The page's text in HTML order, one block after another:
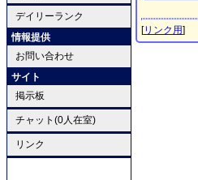
デイリーランク
情報提供
お問い合わせ
サイト
掲示板
チャット(0人在室)
リンク
[リンク用]